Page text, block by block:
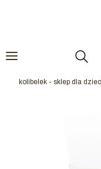
kolibelek - sklep dla